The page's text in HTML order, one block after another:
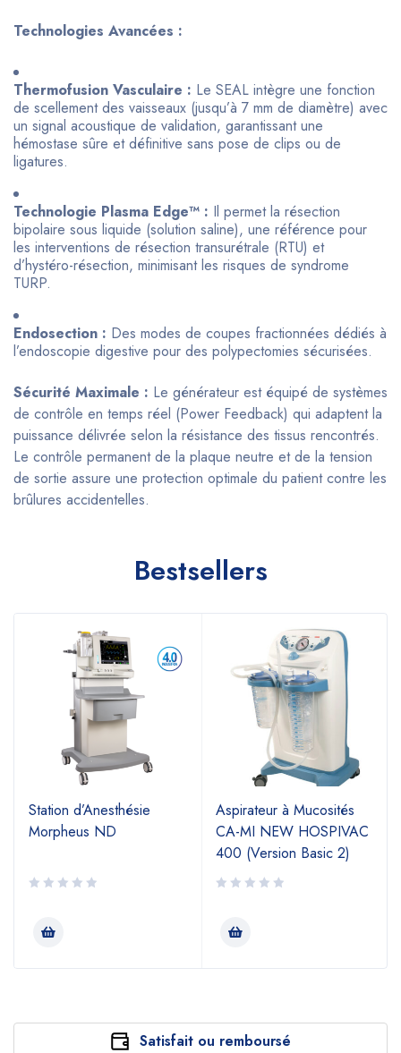
Technologies Avancées :
Thermofusion Vasculaire : Le SEAL intègre une fonction
de scellement des vaisseaux (jusqu’à 7 mm de diamètre) avec
un signal acoustique de validation, garantissant une
hémostase sûre et définitive sans pose de clips ou de
ligatures.
Technologie Plasma Edge™ : Il permet la résection
bipolaire sous liquide (solution saline), une référence pour
les interventions de résection transurétrale (RTU) et
d’hystéro-résection, minimisant les risques de syndrome
TURP.
Endosection : Des modes de coupes fractionnées dédiés à
l’endoscopie digestive pour des polypectomies sécurisées.
Sécurité Maximale : Le générateur est équipé de systèmes
de contrôle en temps réel (Power Feedback) qui adaptent la
puissance délivrée selon la résistance des tissus rencontrés.
Le contrôle permanent de la plaque neutre et de la tension
de sortie assure une protection optimale du patient contre les
brûlures accidentelles.
Bestsellers
Station d’Anesthésie
Morpheus ND
Aspirateur à Mucosités
CA-MI NEW HOSPIVAC
400 (Version Basic 2)
Satisfait ou remboursé